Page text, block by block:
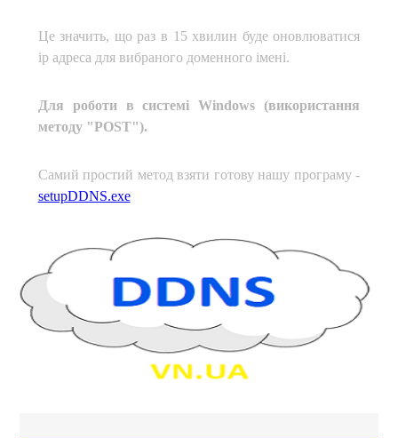
Це значить, що раз в 15 хвилин буде оновлюватися
ір адреса для вибраного доменного імені.
Для роботи в системі Windows (використання
методу "POST").
Самий простий метод взяти готову нашу програму -
setupDDNS.exe